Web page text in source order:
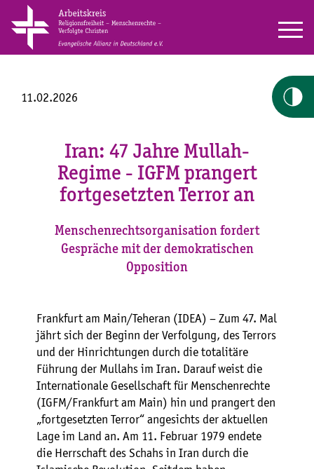
11.02.2026
Iran: 47 Jahre Mullah-
Regime - IGFM prangert
fortgesetzten Terror an
Menschenrechtsorganisation fordert
Gespräche mit der demokratischen
Opposition
Frankfurt am Main/Teheran (IDEA) – Zum 47. Mal
jährt sich der Beginn der Verfolgung, des Terrors
und der Hinrichtungen durch die totalitäre
Führung der Mullahs im Iran. Darauf weist die
Internationale Gesellschaft für Menschenrechte
(IGFM/Frankfurt am Main) hin und prangert den
„fortgesetzten Terror“ angesichts der aktuellen
Lage im Land an. Am 11. Februar 1979 endete
die Herrschaft des Schahs in Iran durch die